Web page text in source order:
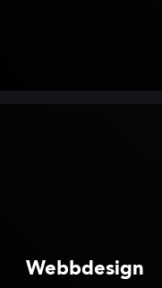
Webbdesign